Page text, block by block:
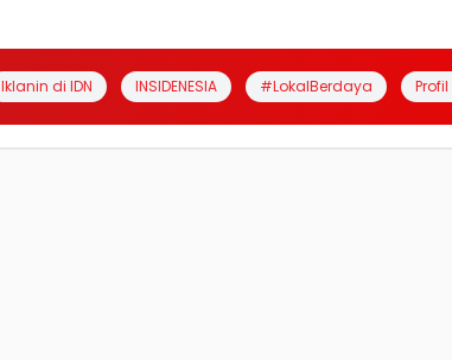
Iklanin di IDN INSIDENESIA #LokalBerdaya